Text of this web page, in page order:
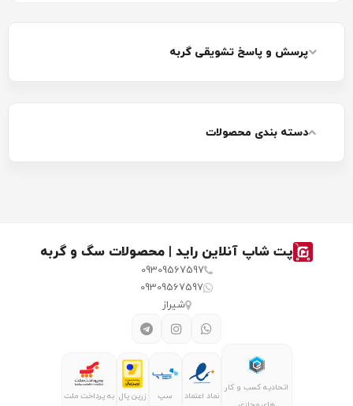
تشویقی گربه چیست؟
ابتدا بهتر است بدانید که به چه چیزی تشویقی گربه گفته
می‌شود! در واقع تشویقی‌ها خوراکی‌های کوچک و خوشمزه‌ای
هستند که برای تشویق و تایید مثبت گربه از آن استفاده
پرسش و پاسخ تشویقی گربه
دسته بندی محصولات
پت شاپ آنلاین راید | محصولات سگ و گربه
09309567597
09309567597
شیراز
اتحادیه کسب و کار
نماد اعتماد سپ زرین پال به پرداخت ملت